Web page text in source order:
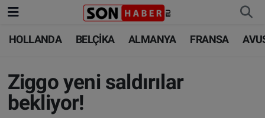
HOLLANDA BELÇİKA ALMANYA FRANSA
Ziggo yeni saldırılar
bekliyor!
HOLLANDA
BELÇİKA
ALMANYA
HOLLANDA
BELÇİKA
ALMANYA
Nöbetçi Eczaneler
Hava Durumu
Trafik Durumu